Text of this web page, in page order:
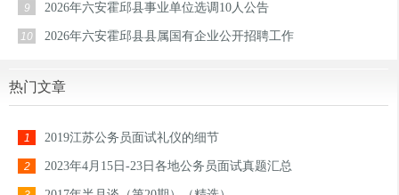
9 2026年六安霍邱县事业单位选调10人公告
10 2026年六安霍邱县县属国有企业公开招聘工作
热门文章
1 2019江苏公务员面试礼仪的细节
2 2023年4月15日-23日各地公务员面试真题汇总